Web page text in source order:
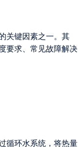
关键因素之一。其
要求、常见故障解决
循环水系统，将热量